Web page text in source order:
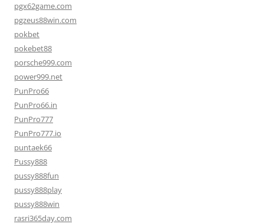
pgx62game.com
pgzeus88win.com
pokbet
pokebet88
porsche999.com
power999.net
PunPro66
PunPro66.in
PunPro777
PunPro777.io
puntaek66
Pussy888
pussy888fun
pussy888play
pussy888win
rasri365day.com